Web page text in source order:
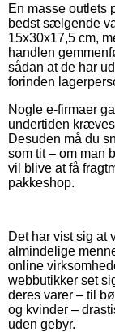
En masse outlets
bedst sælgende
15x30x17,5 cm,
handlen
sådan at de har
forinden
Nogle e-firmaer
undertiden
Desuden må du
som tit – om man
vil blive at få
pakkeshop.
Det har vist sig at
almindelige
online
webbutikker set
deres varer – til
og kvinder –
uden gebyr.